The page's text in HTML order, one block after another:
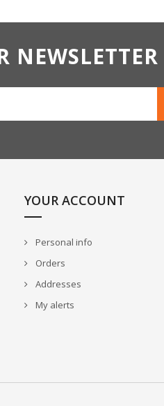
NEWSLETTER
YOUR ACCOUNT
Personal info
Orders
Addresses
My alerts